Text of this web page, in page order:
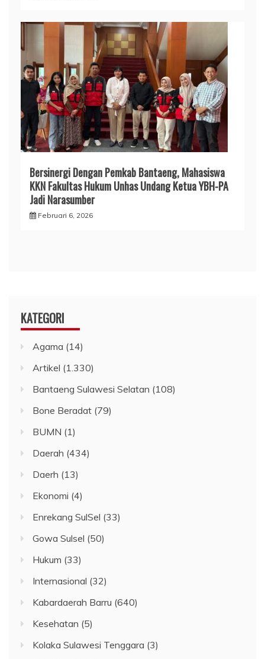
Bersinergi Dengan Pemkab Bantaeng, Mahasiswa
KKN Fakultas Hukum Unhas Undang Ketua YBH-PA
Jadi Narasumber
Februari 6, 2026
KATEGORI
Agama (14)
Artikel (1.330)
Bantaeng Sulawesi Selatan (108)
Bone Beradat (79)
BUMN (1)
Daerah (434)
Daerh (13)
Ekonomi (4)
Enrekang SulSel (33)
Gowa Sulsel (50)
Hukum (33)
Internasional (32)
Kabardaerah Barru (640)
Kesehatan (5)
Kolaka Sulawesi Tenggara (3)